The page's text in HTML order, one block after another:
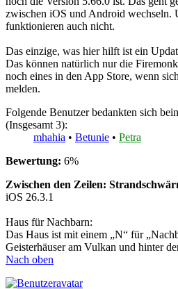
zwischen iOS und Android wechseln.
funktionieren auch nicht.
Das einzige, was hier hilft ist ein
Das können natürlich nur die
noch eines in den App Store, wenn
melden.
Folgende Benutzer bedankten sich
(Insgesamt 3):
mhahia • Betunie • Petra
Bewertung: 6%
Zwischen den Zeilen:
iOS 26.3.1
Haus für Nachbarn:
Das Haus ist mit einem „N“ für
Geisterhäuser am Vulkan und hinter
Nach oben